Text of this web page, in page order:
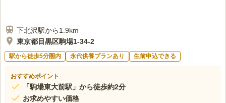
下北沢駅から1.9km
東京都目黒区駒場1-34-2
駅から徒歩5分圏内 永代供養プランあり 生前申込できる
おすすめポイント
「駒場東大前駅」から徒歩約2分
お求めやすい価格